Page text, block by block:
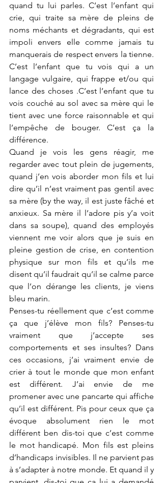
quand tu lui parles. C’est l’enfant qui
crie, qui traite sa mère de pleins de
noms méchants et dégradants, qui est
impoli envers elle comme jamais tu
manquerais de respect envers la tienne.
C’est l’enfant que tu vois qui a un
langage vulgaire, qui frappe et/ou qui
lance des choses .C’est l’enfant que tu
vois couché au sol avec sa mère qui le
tient avec une force raisonnable et qui
l’empêche de bouger. C’est ça la
différence.
Quand je vois les gens réagir, me
regarder avec tout plein de jugements,
quand j’en vois aborder mon fils et lui
dire qu’il n’est vraiment pas gentil avec
sa mère (by the way, il est juste fâché et
anxieux. Sa mère il l’adore pis y’a voit
dans sa soupe), quand des employés
viennent me voir alors que je suis en
pleine gestion de crise, en contention
physique sur mon fils et qu’ils me
disent qu’il faudrait qu’il se calme parce
que l’on dérange les clients, je viens
bleu marin.
Penses-tu réellement que c’est comme
ça que j’élève mon fils? Penses-tu
vraiment que j’accepte ses
comportements et ses insultes? Dans
ces occasions, j’ai vraiment envie de
crier à tout le monde que mon enfant
est différent. J’ai envie de me
promener avec une pancarte qui affiche
qu’il est différent. Pis pour ceux que ça
évoque absolument rien le mot
différent ben dis-toi que c’est comme
le mot handicapé. Mon fils est pleins
d’handicaps invisibles. Il ne parvient pas
à s’adapter à notre monde. Et quand il y